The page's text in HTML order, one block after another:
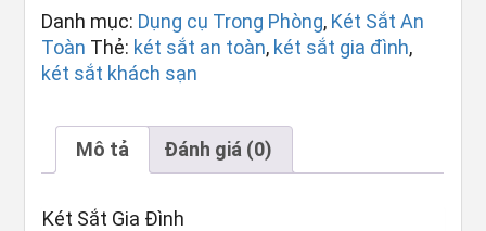
Danh mục: Dụng cụ Trong Phòng, Két Sắt An
Toàn Thẻ: két sắt an toàn, két sắt gia đình,
két sắt khách sạn
Mô tả Đánh giá (0)
Két Sắt Gia Đình